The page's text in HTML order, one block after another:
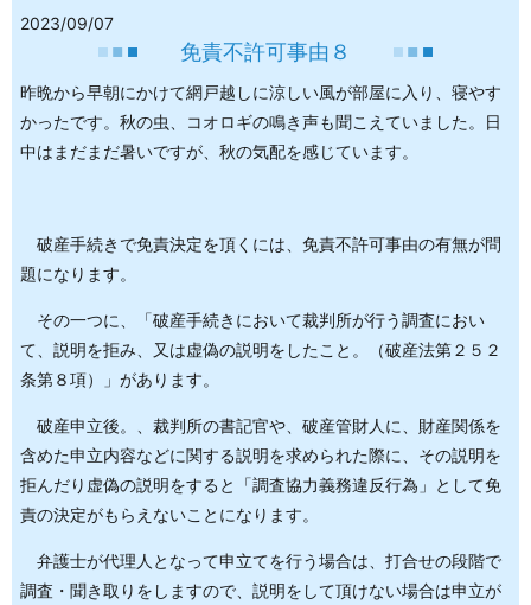
2023/09/07
免責不許可事由８
昨晩から早朝にかけて網戸越しに涼しい風が部屋に入り、寝やす
かったです。秋の虫、コオロギの鳴き声も聞こえていました。日
中はまだまだ暑いですが、秋の気配を感じています。
破産手続きで免責決定を頂くには、免責不許可事由の有無が問
題になります。
その一つに、「破産手続きにおいて裁判所が行う調査におい
て、説明を拒み、又は虚偽の説明をしたこと。（破産法第２５２
条第８項）」があります。
破産申立後。、裁判所の書記官や、破産管財人に、財産関係を
含めた申立内容などに関する説明を求められた際に、その説明を
拒んだり虚偽の説明をすると「調査協力義務違反行為」として免
責の決定がもらえないことになります。
弁護士が代理人となって申立てを行う場合は、打合せの段階で
調査・聞き取りをしますので、説明をして頂けない場合は申立が